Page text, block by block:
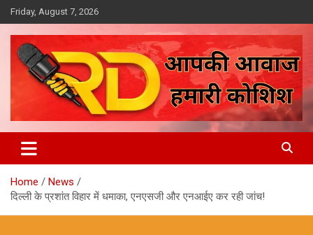
Skip
to
content
Friday, August 7, 2026
Reporter Diaries
Home
News
दिल्ली के प्रशांत विहार में धमाका, एनएसजी और एनआईए कर रही जांच!